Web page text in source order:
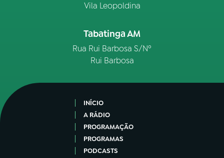
Vila Leopoldina
Tabatinga AM
Rua Rui Barbosa S/Nº
Rui Barbosa
INÍCIO
A RÁDIO
PROGRAMAÇÃO
PROGRAMAS
PODCASTS